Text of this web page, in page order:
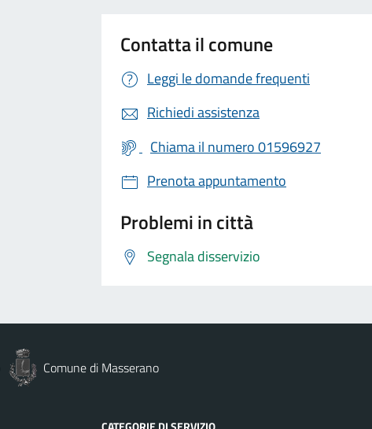
Contatta il comune
Leggi le domande frequenti
Richiedi assistenza
Chiama il numero 01596927
Prenota appuntamento
Problemi in città
Segnala disservizio
Comune di Masserano